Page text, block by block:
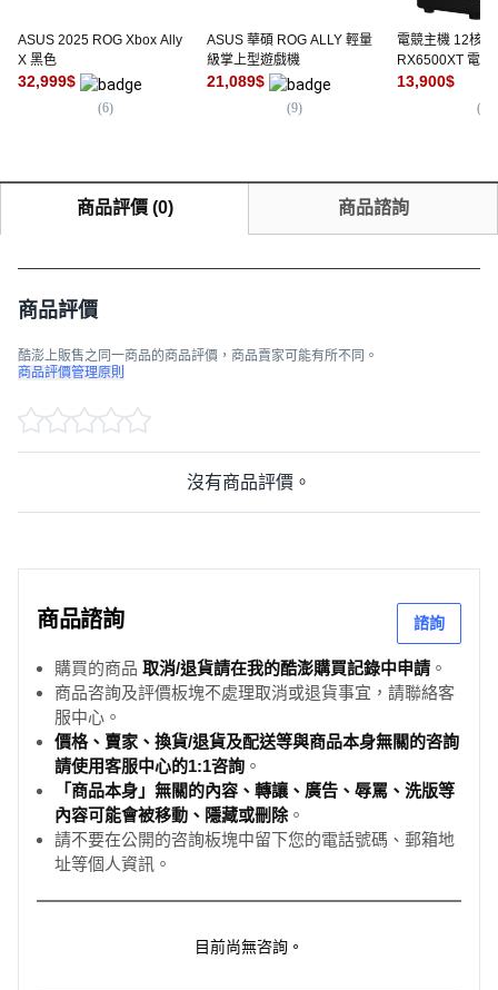
ASUS 2025 ROG Xbox Ally
X 黑色
32,999$
(6)
ASUS 華碩 ROG ALLY 輕量
級掌上型遊戲機
21,089$
(9)
電競主機 12核心
RX6500XT 電腦
機 2年保固 64G
13,900$
(
商品評價(0) 商品諮詢
商品評價
酷澎上販售之同一商品的商品評價，商品賣家可能有所不同。
商品評價管理原則
沒有商品評價。
商品諮詢 諮詢
購買的商品 取消/退貨請在我的酷澎購買記錄中申請 。
商品咨詢及評價板塊不處理取消或退貨事宜，請聯絡客
服中心。
價格、賣家、換貨/退貨及配送等與商品本身無關的咨詢
請使用客服中心的1:1咨詢 。
「商品本身」無關的內容、轉讓、廣告、辱罵、洗版等
內容可能會被移動、隱藏或刪除。
請不要在公開的咨詢板塊中留下您的電話號碼、郵箱地
址等個人資訊。
目前尚無咨詢。